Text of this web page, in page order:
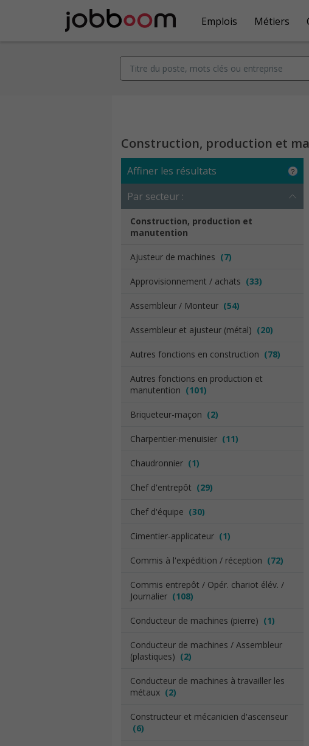
Emplois Métiers
Construction, production et
Affiner les résultats
Par secteur :
Construction, production et
manutention
Ajusteur de machines (7)
Approvisionnement / achats (33)
Assembleur / Monteur (54)
Assembleur et ajusteur (métal) (20)
Autres fonctions en construction (78)
Autres fonctions en production et
manutention (101)
Briqueteur-maçon (2)
Charpentier-menuisier (11)
Chaudronnier (1)
Chef d'entrepôt (29)
Chef d'équipe (30)
Cimentier-applicateur (1)
Commis à l'expédition / réception (72)
Commis entrepôt / Opér. chariot élév. /
Journalier (108)
Conducteur de machines (pierre) (1)
Conducteur de machines / Assembleur
(plastiques) (2)
Conducteur de machines à travailler les
métaux (2)
Constructeur et mécanicien d'ascenseur
(6)